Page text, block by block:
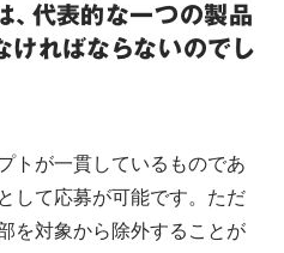
、代表的な一つの製品
ければならないのでし
トが一貫しているものであ
して応募が可能です。ただ
を対象から除外することが